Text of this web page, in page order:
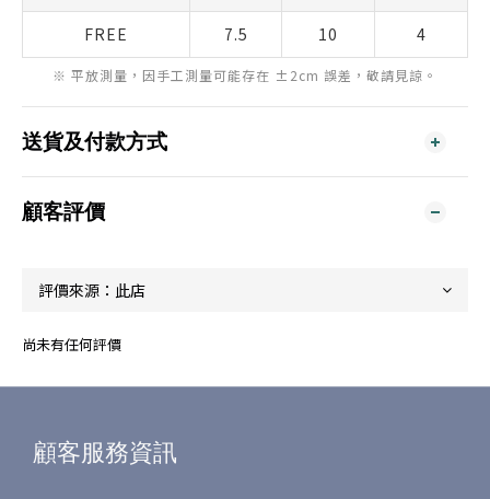
FREE 7.5 10 4
※ 平放測量，因手工測量可能存在 ±2cm 誤差，敬請見諒。
送貨及付款方式
顧客評價
尚未有任何評價
顧客服務資訊